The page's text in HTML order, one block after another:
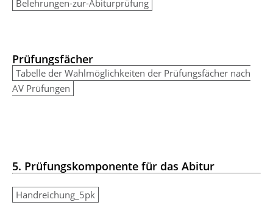
Belehrungen-zur-Abiturprüfung
Prüfungsfächer
Tabelle der Wahlmöglichkeiten der Prüfungsfächer nach
AV Prüfungen
5. Prüfungskomponente für das Abitur
Handreichung_5pk